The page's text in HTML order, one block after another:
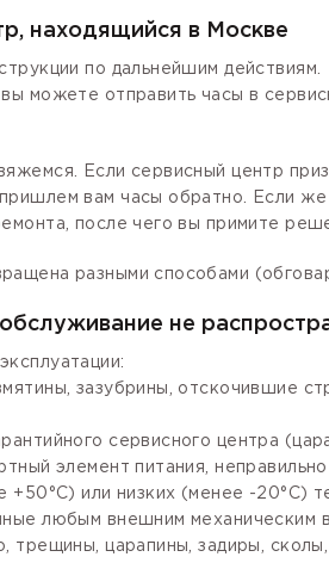
находящийся в Москве
по дальнейшим действиям.
можете отправить часы в
Если сервисный центр
вам часы обратно. Если
после чего вы примите
разными способами
не
зазубрины, отскочившие
сервисного центра
элемент питания,
+50°С) или низких (менее -20°С)
любым внешним механическим
трещины, царапины, задиры,